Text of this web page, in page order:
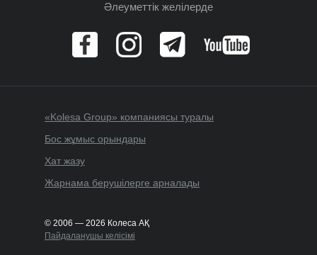
Әлеуметтік желілерде
«Kolesa Group» компаниясы туралы
Бос жұмыс орындары
Хат жазу
Жарнама берушілерге арналады
© 2006 — 2026 Колеса АҚ
Пайдаланушы келісімі